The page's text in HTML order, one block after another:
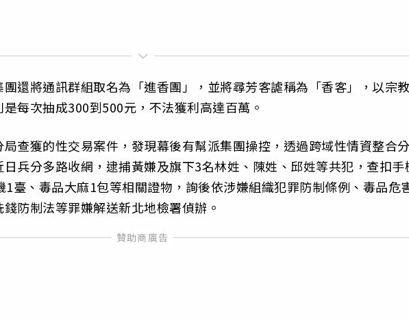
還將通訊群組取名為「進香團」，並將尋芳客謔稱為「香客」，以宗
每次抽成300到500元，不法獲利高達百萬。
查獲的性交易案件，發現幕後有幫派集團操控，透過跨域性情資整合
兵分多路收網，逮捕黃嫌及旗下3名林姓、陳姓、邱姓等共犯，查扣手
1臺、毒品大麻1包等相關證物，詢後依涉嫌組織犯罪防制條例、毒品危
防制法等罪嫌解送新北地檢署偵辦。